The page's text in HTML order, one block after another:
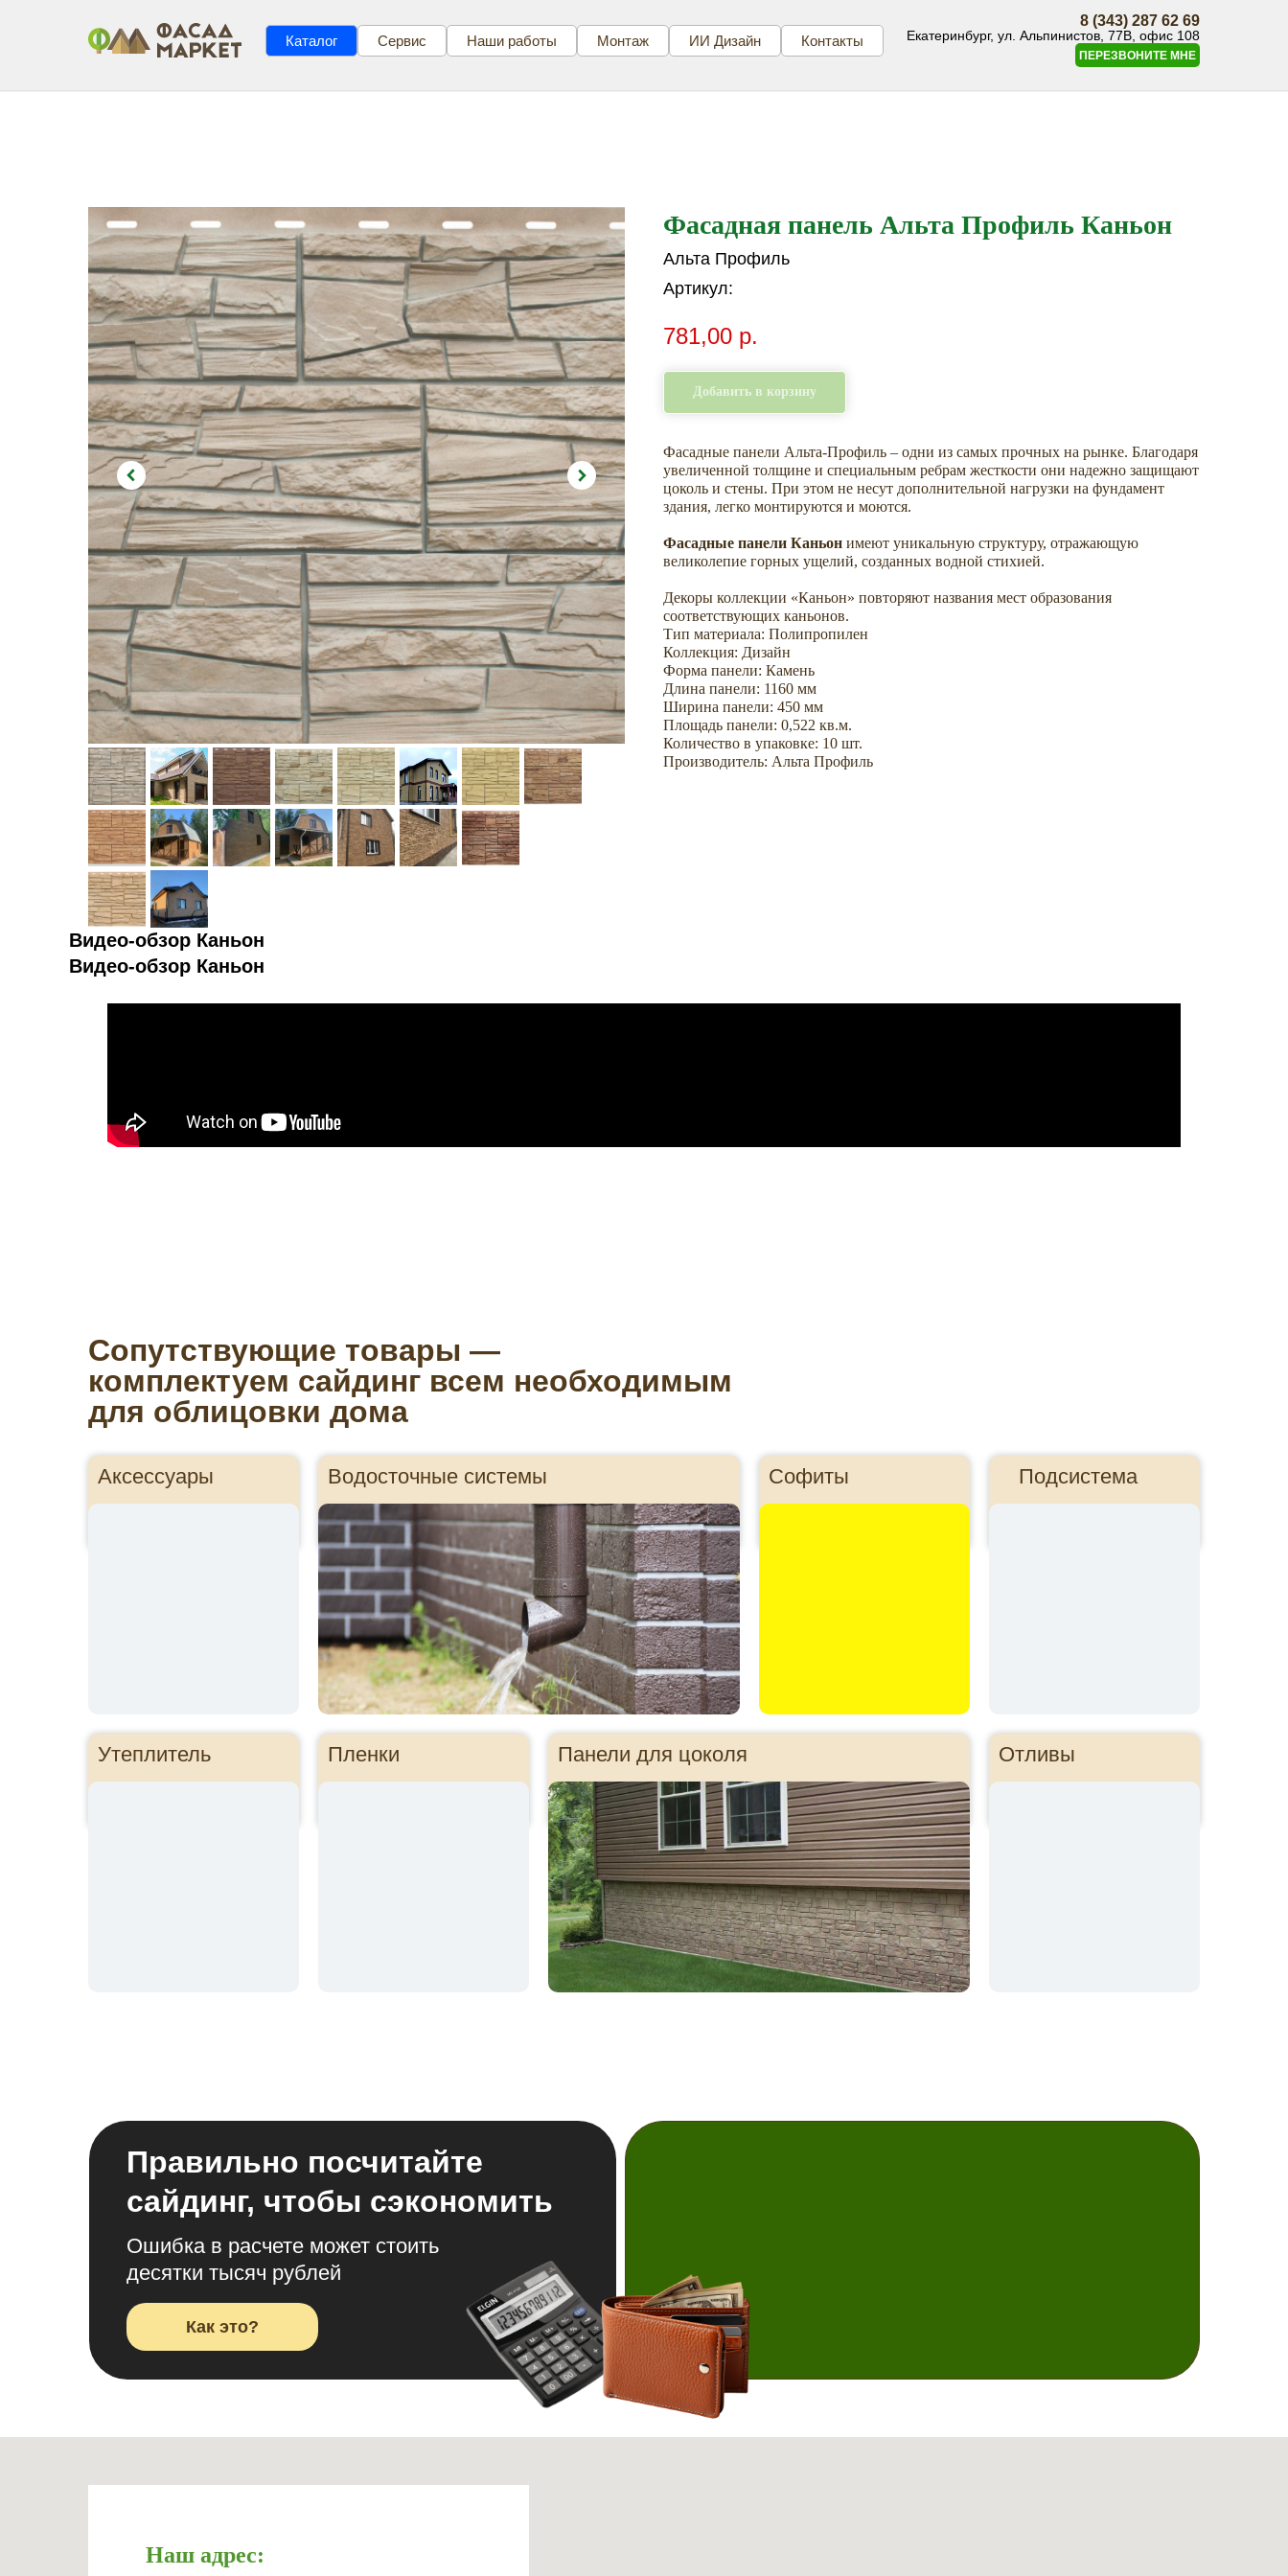
Каталог Сервис Наши работы Монтаж ИИ Дизайн Контакты
8 (343) 287 62 69
Екатеринбург, ул. Альпинистов, 77В, офис 108
ПЕРЕЗВОНИТЕ МНЕ
Фасадная панель Альта Профиль Каньон
Альта Профиль
Артикул:
781,00 р.
Добавить в корзину
Фасадные панели Альта-Профиль – одни из самых прочных на рынке. Благодаря
увеличенной толщине и специальным ребрам жесткости они надежно защищают
цоколь и стены. При этом не несут дополнительной нагрузки на фундамент
здания, легко монтируются и моются.
Фасадные панели Каньон имеют уникальную структуру, отражающую
великолепие горных ущелий, созданных водной стихией.
Декоры коллекции «Каньон» повторяют названия мест образования
соответствующих каньонов.
Тип материала: Полипропилен
Коллекция: Дизайн
Форма панели: Камень
Длина панели: 1160 мм
Ширина панели: 450 мм
Площадь панели: 0,522 кв.м.
Количество в упаковке: 10 шт.
Производитель: Альта Профиль
Видео-обзор Каньон
Видео-обзор Каньон
Сопутствующие товары —
комплектуем сайдинг всем необходимым
для облицовки дома
Аксессуары Софиты
Водосточные системы Подсистема
Утеплитель Пленки Панели для цоколя Отливы
Ошибка в расчете может стоить
десятки тысяч рублей
Правильно посчитайте
сайдинг, чтобы сэкономить
Как это?
Наш адрес: